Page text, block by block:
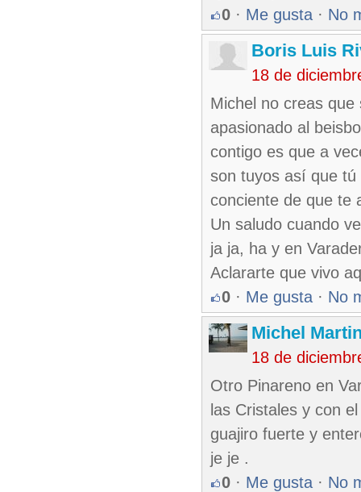
0 · Me gusta · No
Boris Luis
18 de
Michel no creas
apasionado al
contigo es que a
son tuyos así que
conciente de que te
Un saludo cuando
ja ja, ha y en
Aclararte que vivo
0 · Me gusta · No
Michel
18 de
Otro Pinareno en
las Cristales y con
guajiro fuerte y
je je .
0 · Me gusta · No